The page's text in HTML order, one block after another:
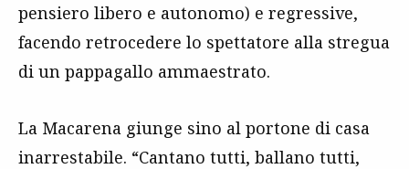
pensiero libero e autonomo) e regressive,
facendo retrocedere lo spettatore alla stregua
di un pappagallo ammaestrato.
La Macarena giunge sino al portone di casa
inarrestabile. “Cantano tutti, ballano tutti,